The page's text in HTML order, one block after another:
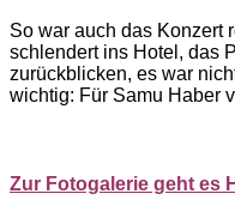
So war auch das Konzert
schlendert ins Hotel, das
zurückblicken, es war
wichtig: Für Samu Haber
Zur Fotogalerie geht es